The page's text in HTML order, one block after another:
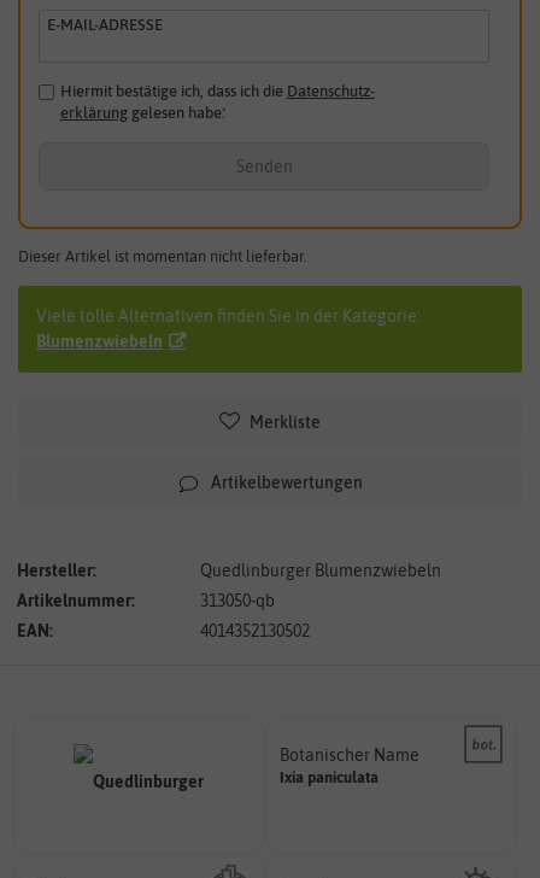
E-MAIL-ADRESSE
Hiermit bestätige ich, dass ich die Daten­schutz­
erklärunggelesen habe.*
Senden
Dieser Artikel ist momentan nicht lieferbar.
Viele tolle Alternativen finden Sie in der Kategorie:
Blumenzwiebeln
Merkliste
Artikelbewertungen
Hersteller:
Quedlinburger Blumenzwiebeln
Artikelnummer:
313050-qb
EAN:
4014352130502
Botanischer Name
Ixia paniculata
Namen zur eindeutigen
Bestimmung der Pflanze.